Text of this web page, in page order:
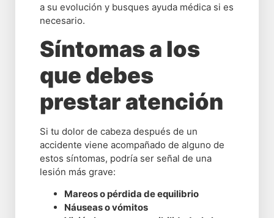
a su evolución y busques ayuda médica si es
necesario.
Síntomas a los
que debes
prestar atención
Si tu dolor de cabeza después de un
accidente viene acompañado de alguno de
estos síntomas, podría ser señal de una
lesión más grave:
Mareos o pérdida de equilibrio
Náuseas o vómitos